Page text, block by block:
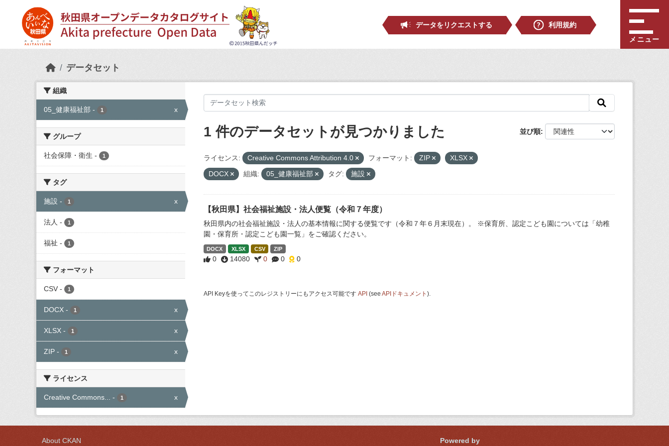
データをリクエストする
利用規約
メニュー
データセット
組織
05_健康福祉部 - 1 x
グループ
社会保障・衛生 - 1
タグ
施設 - 1 x
法人 - 1
福祉 - 1
フォーマット
CSV - 1
DOCX - 1 x
XLSX - 1 x
ZIP - 1 x
ライセンス
Creative Commons... - 1 x
並び順
1 件のデータセットが見つかりました
ライセンス: Creative Commons Attribution 4.0 フォーマット: ZIP
XLSX
DOCX
組織: 05_健康福祉部 タグ: 施設
【秋田県】社会福祉施設・法人便覧（令和７年度）
秋田県内の社会福祉施設・法人の基本情報に関する便覧です（令和７年６月末現在）。 ※保育所、認定こども園については「幼稚
園・保育所・認定こども園一覧」をご確認ください。
DOCX XLSX CSV ZIP
0 14080 0 0 0
API Keyを使ってこのレジストリーにもアクセス可能です API (see APIドキュメント ).
About CKAN Powered by